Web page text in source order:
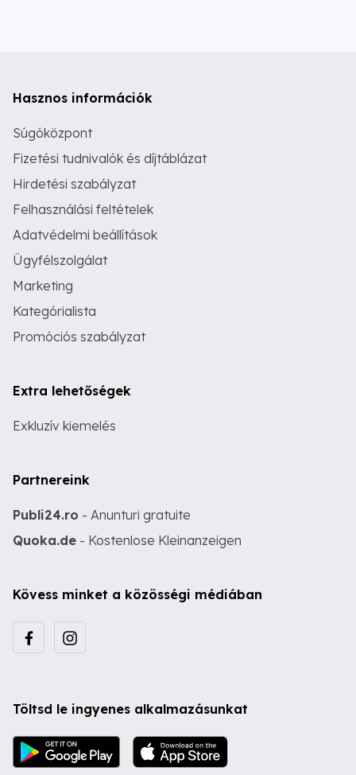
Hasznos információk
Súgóközpont
Fizetési tudnivalók és díjtáblázat
Hirdetési szabályzat
Felhasználási feltételek
Adatvédelmi beállítások
Ügyfélszolgálat
Marketing
Kategórialista
Promóciós szabályzat
Extra lehetőségek
Exkluzív kiemelés
Partnereink
Publi24.ro - Anunturi gratuite
Quoka.de - Kostenlose Kleinanzeigen
Kövess minket a közösségi médiában
Töltsd le ingyenes alkalmazásunkat